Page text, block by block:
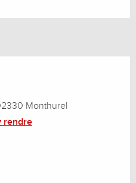
Monthurel
rendre